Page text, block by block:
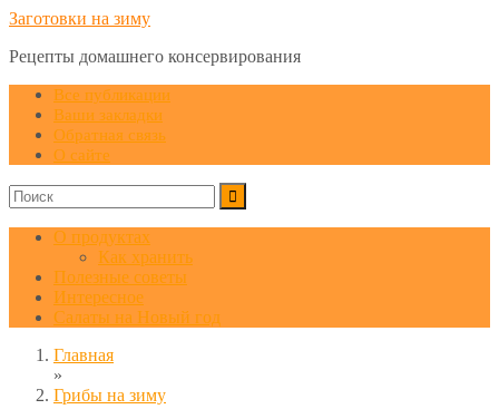
Заготовки на зиму
Рецепты домашнего консервирования
Все публикации
Ваши закладки
Обратная связь
О сайте
О продуктах
Как хранить
Полезные советы
Интересное
Салаты на Новый год
Главная
»
Грибы на зиму